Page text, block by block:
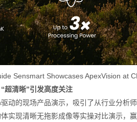
Sensmart Showcases ApexVision at
超清晰”引发高度关注
动的现场产品演示，吸引了从行业分析
实现清晰无拖影成像等实操对比演示，